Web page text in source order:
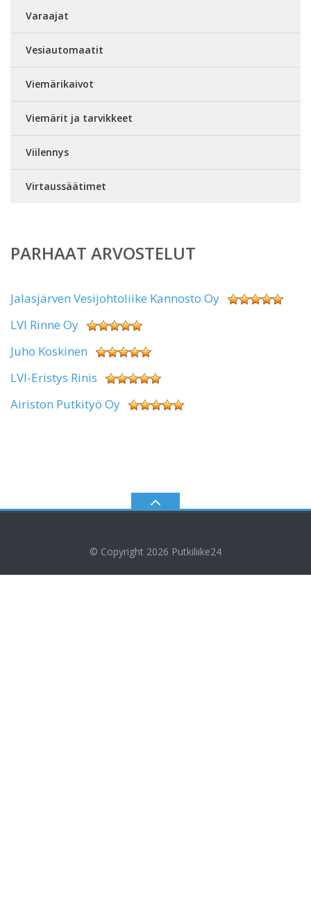
Varaajat
Vesiautomaatit
Viemärikaivot
Viemärit ja tarvikkeet
Viilennys
Virtaussäätimet
PARHAAT ARVOSTELUT
Jalasjärven Vesijohtoliike Kannosto Oy
LVI Rinne Oy
Juho Koskinen
LVI-Eristys Rinis
Airiston Putkityö Oy
© Copyright 2026 Putkiliike24